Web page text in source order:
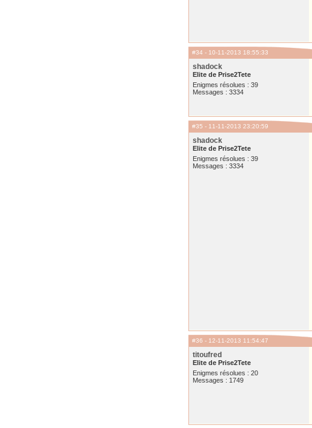
#34 - 10-11-2013 18:55:33
shadock
Elite de Prise2Tete
Enigmes résolues : 39
Messages : 3334
#35 - 11-11-2013 23:20:59
shadock
Elite de Prise2Tete
Enigmes résolues : 39
Messages : 3334
#36 - 12-11-2013 11:54:47
titoufred
Elite de Prise2Tete
Enigmes résolues : 20
Messages : 1749